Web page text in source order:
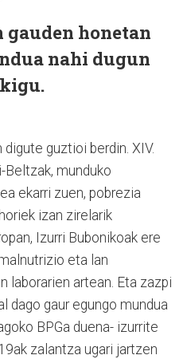
gauden honetan
nahi dugun
guztioi berdin. XIV.
Beltzak, munduko
ekarri zuen, pobrezia
izan zirelarik
Izurri Bubonikoak ere
eta lan
laborarien artean. Eta zazpi
dago gaur egungo mundua
BPGa duena- izurrite
zalantza ugari jartzen